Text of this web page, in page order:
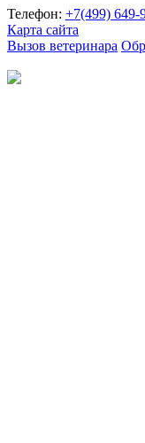
Телефон: +7(499) 649-
Карта сайта
Вызов ветеринара